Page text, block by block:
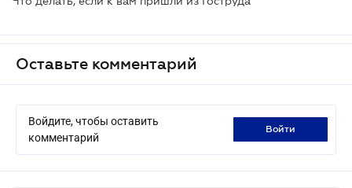
Оставьте комментарий
Войдите, чтобы оставить
комментарий
войти